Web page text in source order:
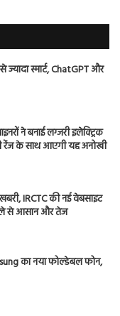
स्मार्ट, ChatGPT और
ने बनाई लग्जरी इलेक्ट्रिक
रेंज के साथ आएगी यह अनोखी
IRCTC की नई वेबसाइट
से आसान और तेज
का नया फोल्डेबल फोन,